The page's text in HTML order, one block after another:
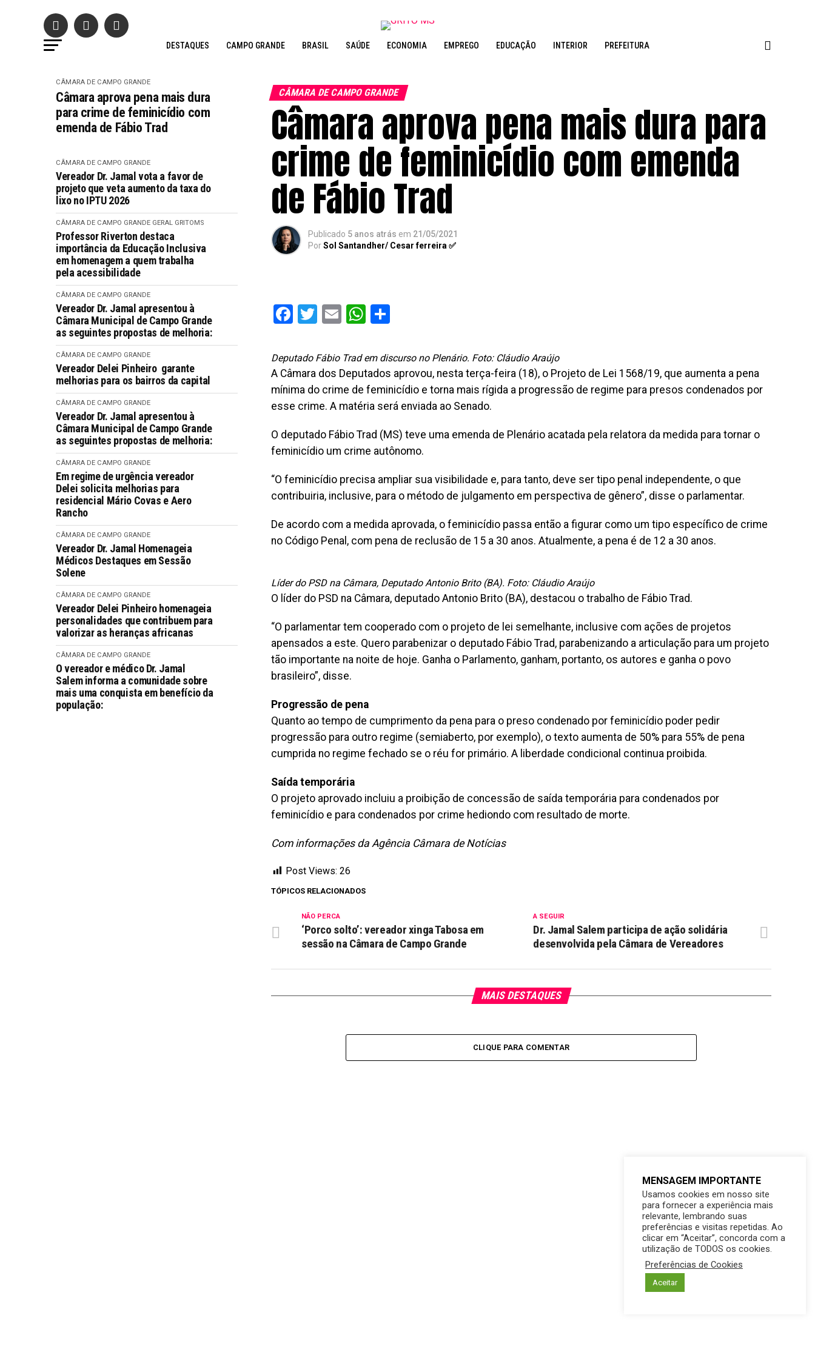
DESTAQUES CAMPO GRANDE BRASIL SAÚDE ECONOMIA EMPREGO EDUCAÇÃO INTERIOR PREFEITURA
CÂMARA DE CAMPO GRANDE
Câmara aprova pena mais dura
para crime de feminicídio com
emenda de Fábio Trad
CÂMARA DE CAMPO GRANDE
Vereador Dr. Jamal vota a favor de
projeto que veta aumento da taxa do
lixo no IPTU 2026
CÂMARA DE CAMPO GRANDE GERAL GRITOMS
Professor Riverton destaca
importância da Educação Inclusiva
em homenagem a quem trabalha
pela acessibilidade
CÂMARA DE CAMPO GRANDE
Vereador Dr. Jamal apresentou à
Câmara Municipal de Campo Grande
as seguintes propostas de melhoria:
CÂMARA DE CAMPO GRANDE
Vereador Delei Pinheiro garante
melhorias para os bairros da capital
CÂMARA DE CAMPO GRANDE
Vereador Dr. Jamal apresentou à
Câmara Municipal de Campo Grande
as seguintes propostas de melhoria:
CÂMARA DE CAMPO GRANDE
Em regime de urgência vereador
Delei solicita melhorias para
residencial Mário Covas e Aero
Rancho
CÂMARA DE CAMPO GRANDE
Vereador Dr. Jamal Homenageia
Médicos Destaques em Sessão
Solene
CÂMARA DE CAMPO GRANDE
Vereador Delei Pinheiro homenageia
personalidades que contribuem para
valorizar as heranças africanas
CÂMARA DE CAMPO GRANDE
O vereador e médico Dr. Jamal
Salem informa a comunidade sobre
mais uma conquista em benefício da
população:
CÂMARA DE CAMPO GRANDE
Câmara aprova pena mais dura para
crime de feminicídio com emenda
de Fábio Trad
Publicado 5 anos atrás em 21/05/2021
PorSol Santandher/ Cesar ferreira ✅
Facebook
Twitter
EmailWhatsApp
Deputado Fábio Trad em discurso no Plenário. Foto: Cláudio Araújo
A Câmara dos Deputados aprovou, nesta terça-feira (18), o Projeto de Lei 1568/19, que aumenta a pena
mínima do crime de feminicídio e torna mais rígida a progressão de regime para presos condenados por
esse crime. A matéria será enviada ao Senado.
O deputado Fábio Trad (MS) teve uma emenda de Plenário acatada pela relatora da medida para tornar o
feminicídio um crime autônomo.
“O feminicídio precisa ampliar sua visibilidade e, para tanto, deve ser tipo penal independente, o que
contribuiria, inclusive, para o método de julgamento em perspectiva de gênero”, disse o parlamentar.
De acordo com a medida aprovada, o feminicídio passa então a figurar como um tipo específico de crime
no Código Penal, com pena de reclusão de 15 a 30 anos. Atualmente, a pena é de 12 a 30 anos.
Líder do PSD na Câmara, Deputado Antonio Brito (BA). Foto: Cláudio Araújo
O líder do PSD na Câmara, deputado Antonio Brito (BA), destacou o trabalho de Fábio Trad.
“O parlamentar tem cooperado com o projeto de lei semelhante, inclusive com ações de projetos
apensados a este. Quero parabenizar o deputado Fábio Trad, parabenizando a articulação para um projeto
tão importante na noite de hoje. Ganha o Parlamento, ganham, portanto, os autores e ganha o povo
brasileiro”, disse.
Progressão de pena
Quanto ao tempo de cumprimento da pena para o preso condenado por feminicídio poder pedir
progressão para outro regime (semiaberto, por exemplo), o texto aumenta de 50% para 55% de pena
cumprida no regime fechado se o réu for primário. A liberdade condicional continua proibida.
Saída temporária
O projeto aprovado incluiu a proibição de concessão de saída temporária para condenados por
feminicídio e para condenados por crime hediondo com resultado de morte.
Com informações da Agência Câmara de Notícias
Post Views: 26
TÓPICOS RELACIONADOS
A SEGUIR
Dr. Jamal Salem participa de ação solidária
desenvolvida pela Câmara de Vereadores
NÃO PERCA
‘Porco solto’: vereador xinga Tabosa em
sessão na Câmara de Campo Grande
MAIS DESTAQUES
CLIQUE PARA COMENTAR
MENSAGEM IMPORTANTE
Usamos cookies em nosso site
para fornecer a experiência mais
relevante, lembrando suas
preferências e visitas repetidas. Ao
clicar em “Aceitar”, concorda com a
utilização de TODOS os cookies.
Preferências de Cookies
Aceitar